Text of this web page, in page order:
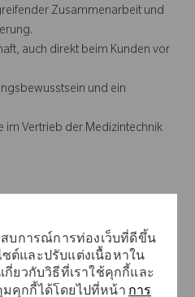
สบการณ์การท่องเว็บที่ดีขึ้น
ซต์และปรับแต่งเนื้อหาใน
ยวกับวิธีที่เราใช้คุกกี้และ
คุกกี้ได้โดยไปที่หน้าการ
Zusammenarbeit und
auch direkt beim Kunden vor
und ein
im Vertrieb der Medizintechnik
Bereich BWL/VWL,
oder eine
erfolgreich abgeschlossene